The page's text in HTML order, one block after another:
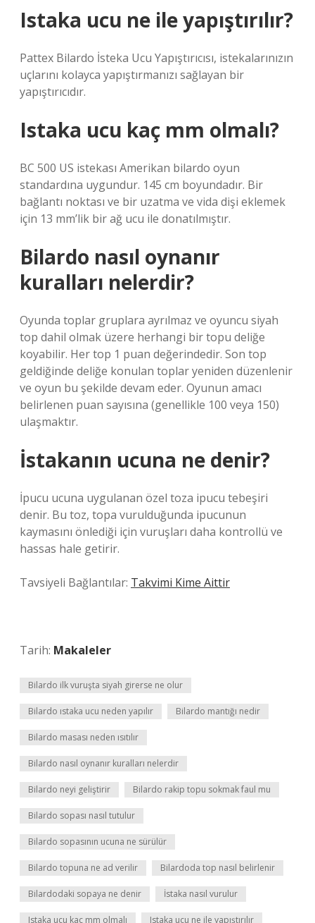
Istaka ucu ne ile yapıştırılır?
Pattex Bilardo İsteka Ucu Yapıştırıcısı, istekalarınızın
uçlarını kolayca yapıştırmanızı sağlayan bir
yapıştırıcıdır.
Istaka ucu kaç mm olmalı?
BC 500 US istekası Amerikan bilardo oyun
standardına uygundur. 145 cm boyundadır. Bir
bağlantı noktası ve bir uzatma ve vida dişi eklemek
için 13 mm’lik bir ağ ucu ile donatılmıştır.
Bilardo nasıl oynanır
kuralları nelerdir?
Oyunda toplar gruplara ayrılmaz ve oyuncu siyah
top dahil olmak üzere herhangi bir topu deliğe
koyabilir. Her top 1 puan değerindedir. Son top
geldiğinde deliğe konulan toplar yeniden düzenlenir
ve oyun bu şekilde devam eder. Oyunun amacı
belirlenen puan sayısına (genellikle 100 veya 150)
ulaşmaktır.
İstakanın ucuna ne denir?
İpucu ucuna uygulanan özel toza ipucu tebeşiri
denir. Bu toz, topa vurulduğunda ipucunun
kaymasını önlediği için vuruşları daha kontrollü ve
hassas hale getirir.
Tavsiyeli Bağlantılar: Takvimi Kime Aittir
Tarih: Makaleler
Bilardo ilk vuruşta siyah girerse ne olur
Bilardo ıstaka ucu neden yapılır Bilardo mantığı nedir
Bilardo masası neden ısıtılır
Bilardo nasıl oynanır kuralları nelerdir
Bilardo neyi geliştirir Bilardo rakip topu sokmak faul mu
Bilardo sopası nasıl tutulur
Bilardo sopasının ucuna ne sürülür
Bilardo topuna ne ad verilir Bilardoda top nasıl belirlenir
Bilardodaki sopaya ne denir İstaka nasıl vurulur
Istaka ucu kaç mm olmalı Istaka ucu ne ile yapıştırılır